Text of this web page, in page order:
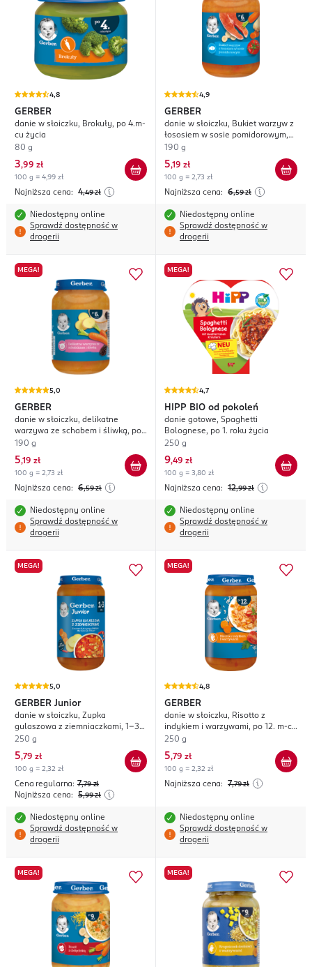
4,8
GERBER
danie w słoiczku, Brokuły, po 4.m-
cu życia
80 g
3,99 zł
100 g = 4,99 zł
Najniższa cena: 4,49 zł
Niedostępny online
Sprawdź dostępność w
drogerii
4,9
GERBER
danie w słoiczku, Bukiet warzyw z
łososiem w sosie pomidorowym,
po 6. m-cu życia
190 g
5,19 zł
100 g = 2,73 zł
Najniższa cena: 6,59 zł
Niedostępny online
Sprawdź dostępność w
drogerii
MEGA!
5,0
GERBER
danie w słoiczku, delikatne
warzywa ze schabem i śliwką, po
6. m-cu życia
190 g
5,19 zł
100 g = 2,73 zł
Najniższa cena: 6,59 zł
Niedostępny online
Sprawdź dostępność w
drogerii
MEGA!
4,7
HIPP BIO od pokoleń
danie gotowe, Spaghetti
Bolognese, po 1. roku życia
250 g
9,49 zł
100 g = 3,80 zł
Najniższa cena: 12,99 zł
Niedostępny online
Sprawdź dostępność w
drogerii
MEGA!
5,0
GERBER Junior
danie w słoiczku, Zupka
gulaszowa z ziemniaczkami, 1-3
lata
250 g
5,79 zł
100 g = 2,32 zł
Cena regularna: 7,79 zł
Najniższa cena: 5,99 zł
Niedostępny online
Sprawdź dostępność w
drogerii
MEGA!
4,8
GERBER
danie w słoiczku, Risotto z
indykiem i warzywami, po 12. m-cu
życia
250 g
5,79 zł
100 g = 2,32 zł
Najniższa cena: 7,79 zł
Niedostępny online
Sprawdź dostępność w
drogerii
MEGA! MEGA!